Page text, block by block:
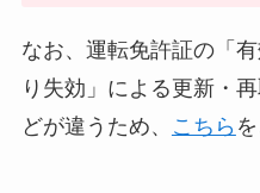
なお、運転免許証の「
り失効」による更新・
どが違うため、
こちら